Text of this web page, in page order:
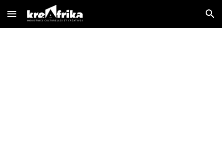
Skip to main content Skip to navigation